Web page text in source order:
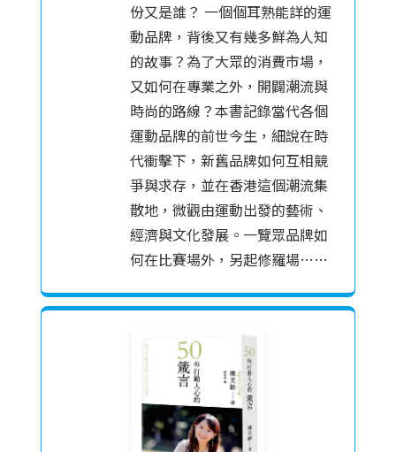
份又是誰？ 一個個耳熟能詳的運
動品牌，背後又有幾多鮮為人知
的故事？為了大眾的消費市場，
又如何在專業之外，開闢潮流與
時尚的路線？本書記錄當代各個
運動品牌的前世今生，細說在時
代衝擊下，新舊品牌如何互相競
爭與求存，並在香港這個潮流集
散地，微觀由運動出發的藝術、
經濟與文化發展。一覽眾品牌如
何在比賽場外，另起修羅場……